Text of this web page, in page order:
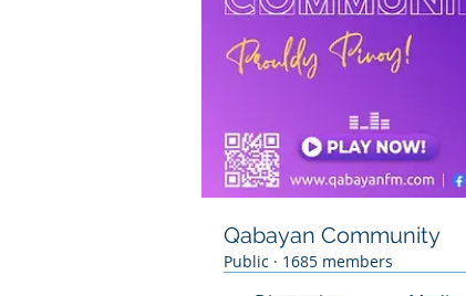
Qabayan Community
Public · 1685 members